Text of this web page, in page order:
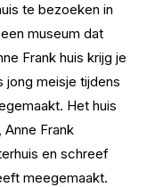
te bezoeken in
museum dat
Frank huis krijg je
jong meisje tijdens
Het huis
Frank
en schreef
meegemaakt.